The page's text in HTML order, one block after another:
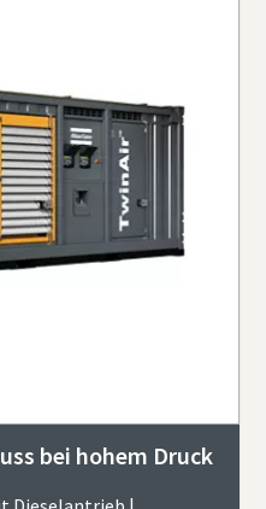
bei hohem Druck